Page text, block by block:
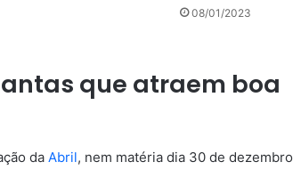
08/01/2023
que atraem boa
da Abril, nem matéria dia 30 de dezembro